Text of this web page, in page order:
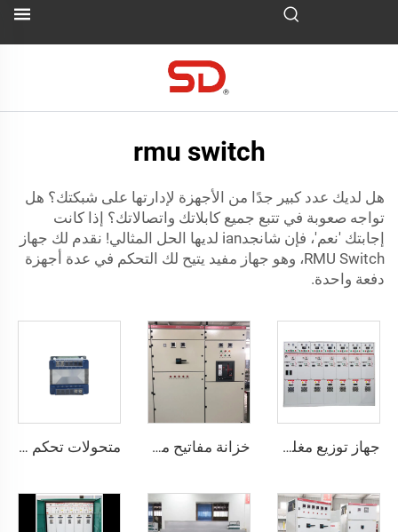
rmu switch
هل لديك عدد كبير جدًا من الأجهزة لإدارتها على شبكتك؟ هل
تواجه صعوبة في تتبع جميع كابلاتك واتصالاتك؟ إذا كانت
إجابتك 'نعم'، فإن شانجدian لديها الحل المثالي! نقدم لك جهاز
RMU Switch، وهو جهاز مفيد يتيح لك التحكم في عدة أجهزة
دفعة واحدة.
جهاز توزيع مغلق بمعدن يعمل بالتيار المتردد موديل HXGN15 -12 خزانة مفاتيح منخفضة الجهد قابلة للسحب - MNS متحولات تحكم سلسلة RBK (BK)